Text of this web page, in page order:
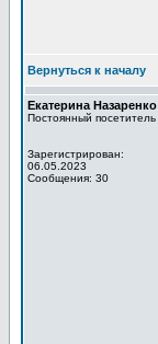
Вернуться к началу
Екатерина Назаренко
Постоянный посетитель
Зарегистрирован:
06.05.2023
Сообщения: 30